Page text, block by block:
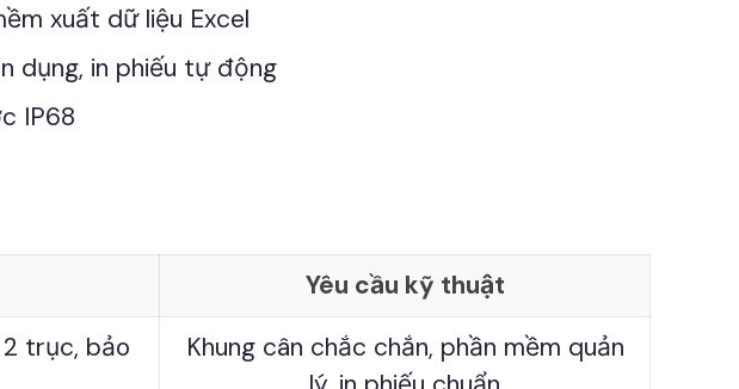
xuất dữ liệu Excel
dụng, in phiếu tự động
IP68
Yêu cầu kỹ thuật
trục, bảo
Khung cân chắc chắn, phần mềm quản